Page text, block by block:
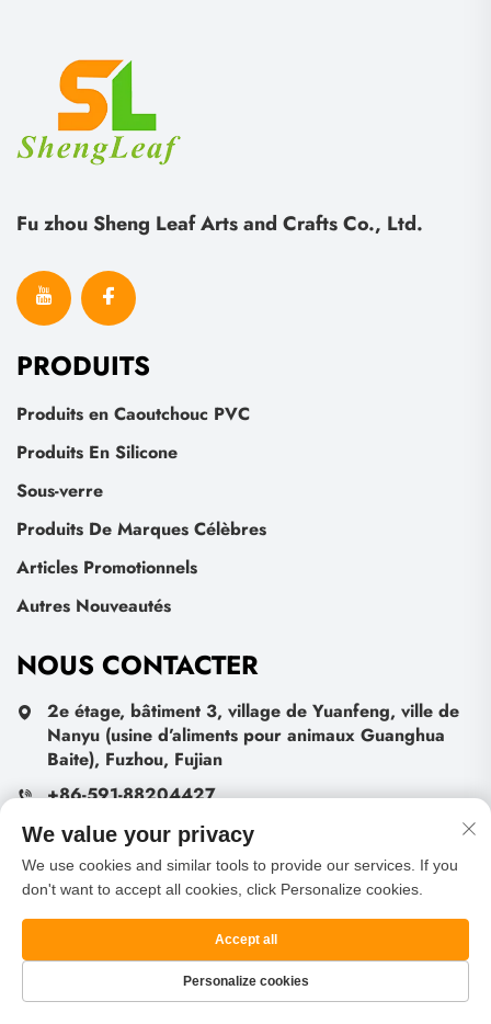
Fu zhou Sheng Leaf Arts and Crafts Co., Ltd.
PRODUITS
Produits en Caoutchouc PVC
Produits En Silicone
Sous-verre
Produits De Marques Célèbres
Articles Promotionnels
Autres Nouveautés
NOUS CONTACTER
2e étage, bâtiment 3, village de Yuanfeng, ville de
Nanyu (usine d’aliments pour animaux Guanghua
Baite), Fuzhou, Fujian
+86-591-88204427
[email protected]
ENVOYER
We value your privacy
We use cookies and similar tools to provide our services. If you
don't want to accept all cookies, click Personalize cookies.
Personalize cookies
Accept all